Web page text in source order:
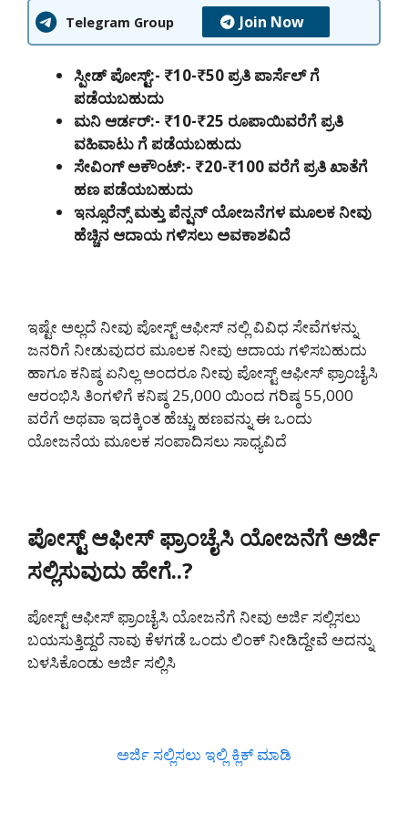
Telegram Group Join Now
ಸ್ಪೀಡ್ ಪೋಸ್ಟ್:- ₹10-₹50 ಪ್ರತಿ ಪಾರ್ಸೆಲ್ ಗೆ
ಪಡೆಯಬಹುದು
ಮನಿ ಆರ್ಡರ್:- ₹10-₹25 ರೂಪಾಯಿವರೆಗೆ ಪ್ರತಿ
ವಹಿವಾಟು ಗೆ ಪಡೆಯಬಹುದು
ಸೇವಿಂಗ್ ಅಕೌಂಟ್:- ₹20-₹100 ವರೆಗೆ ಪ್ರತಿ ಖಾತೆಗೆ
ಹಣ ಪಡೆಯಬಹುದು
ಇನ್ಸೂರೆನ್ಸ್ ಮತ್ತು ಪೆನ್ಷನ್ ಯೋಜನೆಗಳ ಮೂಲಕ ನೀವು
ಹೆಚ್ಚಿನ ಆದಾಯ ಗಳಿಸಲು ಅವಕಾಶವಿದೆ
ಇಷ್ಟೇ ಅಲ್ಲದೆ ನೀವು ಪೋಸ್ಟ್ ಆಫೀಸ್ ನಲ್ಲಿ ವಿವಿಧ ಸೇವೆಗಳನ್ನು
ಜನರಿಗೆ ನೀಡುವುದರ ಮೂಲಕ ನೀವು ಆದಾಯ ಗಳಿಸಬಹುದು
ಹಾಗೂ ಕನಿಷ್ಠ ಏನಿಲ್ಲ ಅಂದರೂ ನೀವು ಪೋಸ್ಟ್ ಆಫೀಸ್ ಫ್ರಾಂಚೈಸಿ
ಆರಂಭಿಸಿ ತಿಂಗಳಿಗೆ ಕನಿಷ್ಠ 25,000 ಯಿಂದ ಗರಿಷ್ಠ 55,000
ವರೆಗೆ ಅಥವಾ ಇದಕ್ಕಿಂತ ಹೆಚ್ಚು ಹಣವನ್ನು ಈ ಒಂದು
ಯೋಜನೆಯ ಮೂಲಕ ಸಂಪಾದಿಸಲು ಸಾಧ್ಯವಿದೆ
ಪೋಸ್ಟ್ ಆಫೀಸ್ ಫ್ರಾಂಚೈಸಿ ಯೋಜನೆಗೆ ಅರ್ಜಿ
ಸಲ್ಲಿಸುವುದು ಹೇಗೆ..?
ಪೋಸ್ಟ್ ಆಫೀಸ್ ಫ್ರಾಂಚೈಸಿ ಯೋಜನೆಗೆ ನೀವು ಅರ್ಜಿ ಸಲ್ಲಿಸಲು
ಬಯಸುತ್ತಿದ್ದರೆ ನಾವು ಕೆಳಗಡೆ ಒಂದು ಲಿಂಕ್ ನೀಡಿದ್ದೇವೆ ಅದನ್ನು
ಬಳಸಿಕೊಂಡು ಅರ್ಜಿ ಸಲ್ಲಿಸಿ
ಅರ್ಜಿ ಸಲ್ಲಿಸಲು ಇಲ್ಲಿ ಕ್ಲಿಕ್ ಮಾಡಿ